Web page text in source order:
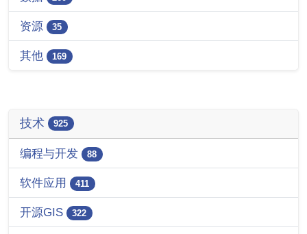
资源 35
其他 169
技术 925
编程与开发 88
软件应用 411
开源GIS 322